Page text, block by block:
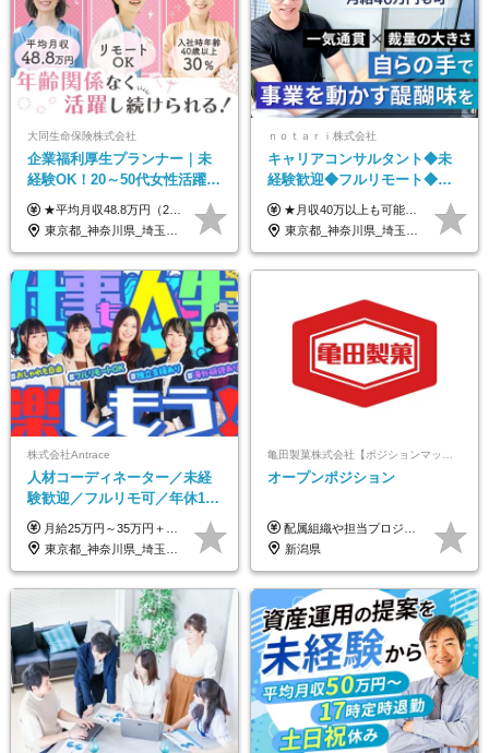
大同生命保険株式会社
企業福利厚生プランナー｜未
経験OK！20～50代女性活躍｜
リモートOK｜平均月収48.8万
｜子育て＆介護支援◎
★平均月収48.8万円（2025年度実績） ★安心の固定給＋賞与年2回＋インセンティブ！手当も充実 月給21万円～23万円＋諸手当＋インセンティブ＋賞与年2回 ※給与は年間平均の税込定例給与です。賞与は含みません。 ※約3週間の研修期間中は日当8000円を支給いたします。 ※試用期間6ヵ月あり（期間中の条件変更なし） ◆東京・神奈川・千葉・埼玉・愛知（一部）・京都・大阪・兵庫（一部）：月給23万円以上 ◆静岡（一部）・三重・岐阜：月給22万円以上 ◆上記以外の地域：月給21万円以上
東京都_神奈川県_埼玉県_千葉県_大阪府_愛知県_北海道_青森県_岩手県_宮城県_秋田県_山形県_福島県_茨城県_栃木県_群馬県_新潟県_山梨県_長野県_富山県_石川県_福井県_静岡県_岐阜県_三重県_兵庫県_京都府_滋賀県_奈良県_和歌山県_広島県_岡山県_鳥取県_島根県_山口県_徳島県_香川県_愛媛県_高知県_福岡県_熊本県_佐賀県_長崎県_大分県_宮崎県_鹿児島県_沖縄県
ｎｏｔａｒｉ株式会社
キャリアコンサルタント◆未
経験歓迎◆フルリモート◆フ
レックス制◆10時出勤・16時
退勤も可◆残業月10時間以内
★月収40万以上も可能！ ★能力・スキル・経験を考慮した年収額を設定します ■月給20万円～40万円＋決算賞与 ※経験・スキルを考慮のうえ決定します ※給与にはみなし残業代40時間分を含む。そのほか詳細に関しては別途面接時にご説明します ※試用期間3ヵ月あり。期間中の雇用形態・条件などに差異はありません
東京都_神奈川県_埼玉県_千葉県_大阪府_愛知県_北海道_青森県_岩手県_宮城県_秋田県_山形県_福島県_茨城県_栃木県_群馬県_新潟県_山梨県_長野県_富山県_石川県_福井県_静岡県_岐阜県_三重県_兵庫県_京都府_滋賀県_奈良県_和歌山県_広島県_岡山県_鳥取県_島根県_山口県_徳島県_香川県_愛媛県_高知県_福岡県_熊本県_佐賀県_長崎県_大分県_宮崎県_鹿児島県_沖縄県
株式会社Antrace
人材コーディネーター／未経
験歓迎／フルリモ可／年休127
日／おしゃれ自由／海外研修
年10回／美容・サウナ割あり
月給25万円～35万円＋インセンティブ 未経験者：月給25万円～＋インセンティブ 経験者：月給35万円～＋インセンティブ （※経験者は営業経験5年以上の方を想定） ※経験・スキルなどを考慮のうえ、決定します ※時間外手当は別途全額支給します
東京都_神奈川県_埼玉県_千葉県_大阪府_愛知県_北海道_青森県_岩手県_宮城県_秋田県_山形県_福島県_茨城県_栃木県_群馬県_新潟県_山梨県_長野県_富山県_石川県_福井県_静岡県_岐阜県_三重県_兵庫県_京都府_滋賀県_奈良県_和歌山県_広島県_岡山県_鳥取県_島根県_山口県_徳島県_香川県_愛媛県_高知県_福岡県_熊本県_佐賀県_長崎県_大分県_宮崎県_鹿児島県_沖縄県
オープンポジション
配属組織や担当プロジェクトにより異なります。 想定年収：400万円～1000万円 ※ご経験やスキルに応じて決定します。 ※上記想定年収はあくまでも目安の金額であり、 選考を通じて上下する可能性があります。
新潟県